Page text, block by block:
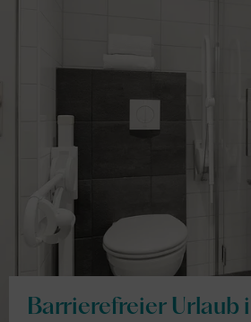
Barrierefreier Urlaub